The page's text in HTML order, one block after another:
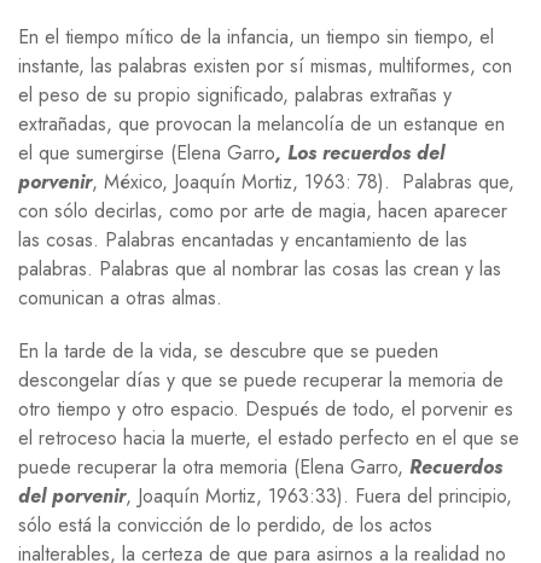
En el tiempo mítico de la infancia, un tiempo sin tiempo, el
instante, las palabras existen por sí mismas, multiformes, con
el peso de su propio significado, palabras extrañas y
extrañadas, que provocan la melancolía de un estanque en
el que sumergirse (Elena Garro, Los recuerdos del
porvenir, México, Joaquín Mortiz, 1963: 78). Palabras que,
con sólo decirlas, como por arte de magia, hacen aparecer
las cosas. Palabras encantadas y encantamiento de las
palabras. Palabras que al nombrar las cosas las crean y las
comunican a otras almas.
En la tarde de la vida, se descubre que se pueden
descongelar días y que se puede recuperar la memoria de
otro tiempo y otro espacio. Después de todo, el porvenir es
el retroceso hacia la muerte, el estado perfecto en el que se
puede recuperar la otra memoria (Elena Garro, Recuerdos
del porvenir, Joaquín Mortiz, 1963:33). Fuera del principio,
sólo está la convicción de lo perdido, de los actos
inalterables, la certeza de que para asirnos a la realidad no